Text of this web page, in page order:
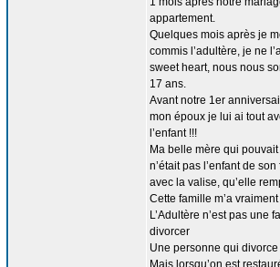
appartement.
Quelques mois après je
commis l’adultère, je ne
sweet heart, nous nous
17 ans.
Avant notre 1er
mon époux je lui ai tout
l’enfant !!!
Ma belle mère qui
n’était pas l’enfant de son
avec la valise, qu’elle
Cette famille m’a
L’Adultère n’est pas une
divorcer
Une personne qui
Mais lorsqu’on est